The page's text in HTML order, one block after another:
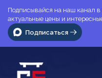
Подписывайся на наш канал в
актуальные цены и
Подписаться